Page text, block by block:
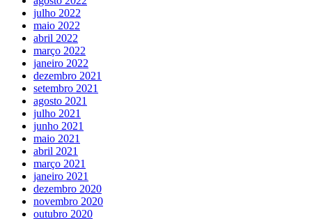
julho 2022
maio 2022
abril 2022
março 2022
janeiro 2022
dezembro 2021
setembro 2021
agosto 2021
julho 2021
junho 2021
maio 2021
abril 2021
março 2021
janeiro 2021
dezembro 2020
novembro 2020
outubro 2020